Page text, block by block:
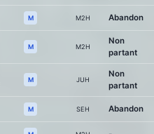
M M2H Abandon
M M2H
Non
partant
M JUH
Non
partant
M SEH Abandon